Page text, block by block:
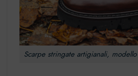
Scarpe stringate artigianali,